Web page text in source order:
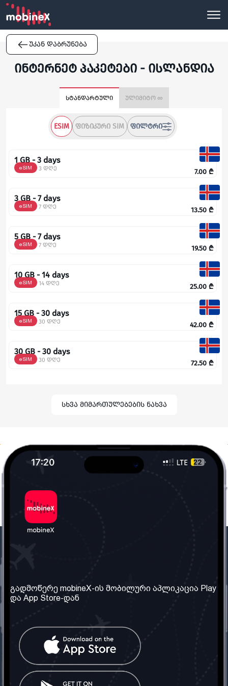
უკან დაბრუნება
ინტერნეტ პაკეტები - ისლანდია
სტანდარტული ულიმიტო ∞
ESIM ᲤᲘᲖᲘᲙᲣᲠᲘ SIM ᲤᲘᲚᲢᲠᲘ
1 GB - 3 days
eSIM 3 დღე 7.00 ₾
3 GB - 7 days
eSIM 7 დღე 13.50 ₾
5 GB - 7 days
eSIM 7 დღე 19.50 ₾
10 GB - 14 days
eSIM 14 დღე 25.00 ₾
15 GB - 30 days
eSIM 30 დღე 42.00 ₾
30 GB - 30 days
eSIM 30 დღე 72.50 ₾
სხვა მიმართულებების ნახვა
ჩვენ შესახებ
ჩვენი სერვისები
წესები და პირობები
კითხვები
კონტაქტი
საქართველო: თბილისი
სოციალური ქსელი
გადმოწერე mobineX-ის მობილური აპლიკაცია Play
და App Store-დან